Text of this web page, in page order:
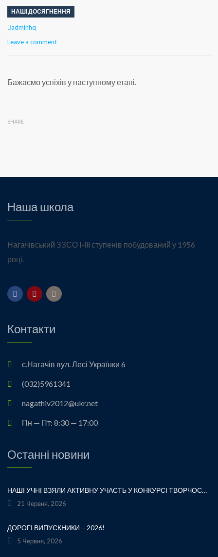
НАШІ ДОСЯГНЕННЯ
Author
adminhq
Leave a comment
Бажаємо успіхів у наступному етапі.
SHARE
Наша школа
Нагачівський ЗЗСО І-ІІІ ступенів побудований у 1956
році.
Контакти
с.Нагачів вул. Лесі Українки 6
(032)5961341
nagathiv2012@ukr.net
Пн — Пт: 8:30 — 17:00
Останні новини
НАШІ УЧНІ ВЗЯЛИ АКТИВНУ УЧАСТЬ У КОНКУРСІ ТВОРЧОСТІ ЛЕСІ УКРАЇНКИ «ХТО ЛЮБИТЬ УКРАЇНСЬКЕ СЛОВО» ТА БУЛИ ВІДЗНАЧЕНІ ПОДЯКАМИ ЗА СВОЮ СТАРАННІСТЬ, ТВОРЧІСТЬ І ЛЮБОВ ДО РІДНОГО СЛОВА.УРОЧИСТЕ ВРУЧЕННЯ НАГОРОД ВІДБУЛОСЯ ПІД ЧАС ФЕСТИВАЛЮ «УКРАЇНКА FEST» НА МАЛЬОВНИЧОМУ БЕРЕЗІ ЯВОРІВСЬКОГО МОРЯ. ЦЕ БУЛА ЧУДОВА НАГОДА ЩЕ РАЗ ДОТОРКНУТИСЯ ДО ТВОРЧОЇ СПАДЩИНИ ВЕЛИКОЇ УКРАЇНСЬКОЇ ПОЕТЕСИ, ВІДЧУТИ СИЛУ УКРАЇНСЬКОГО СЛОВА ТА ГОРДІСТЬ ЗА НАШИХ ТАЛАНОВИТИХ ДІТЕЙ.ВІТАЄМО УЧАСНИКІВ І БАЖАЄМО ЇМ НОВИХ ТВОРЧИХ ЗВЕРШЕНЬ!«НІ! Я ЖИВА! Я БУДУ ВІЧНО ЖИТИ! Я В СЕРЦІ МАЮ ТЕ, ЩО НЕ ВМИРАЄ». — ЛЕСЯ УКРАЇНКА
21 Червня, 2026
ДОРОГІ ВИПУСКНИКИ – 2026!
5 Червня, 2026